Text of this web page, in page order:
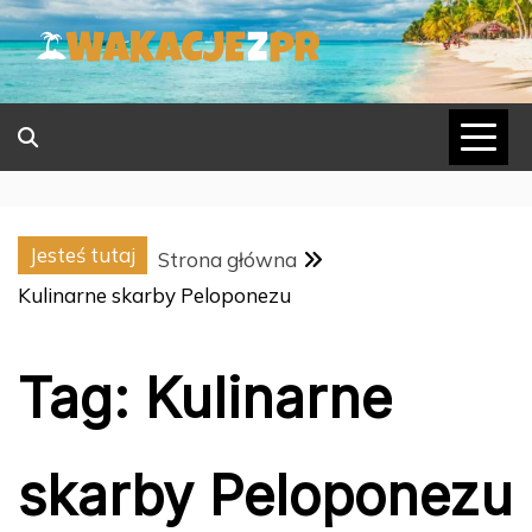
Skip
to
content
Jesteś tutaj
Strona główna
Kulinarne skarby Peloponezu
Tag: Kulinarne
skarby Peloponezu